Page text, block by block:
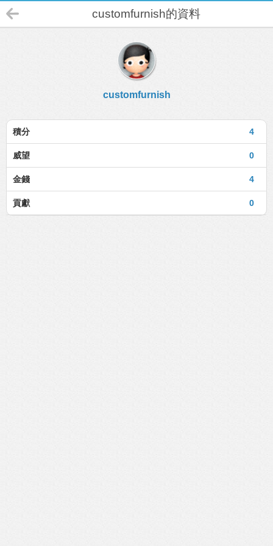
customfurnish的資料
customfurnish
4
積分
0
威望
4
金錢
0
貢獻